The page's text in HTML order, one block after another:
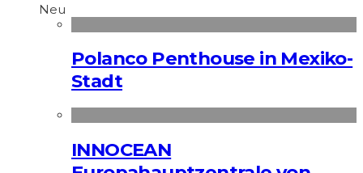
Neu
Polanco Penthouse in Mexiko-
Stadt
INNOCEAN